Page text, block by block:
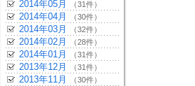
2014年05月 （31件）
2014年04月 （30件）
2014年03月 （32件）
2014年02月 （28件）
2014年01月 （31件）
2013年12月 （31件）
2013年11月 （30件）